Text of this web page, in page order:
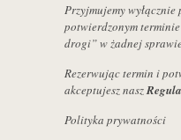
Przyjmujemy
potwierdzonym
drogi” w żadnej
Rezerwując termin i
akceptujesz nasz
Polityka prywatności